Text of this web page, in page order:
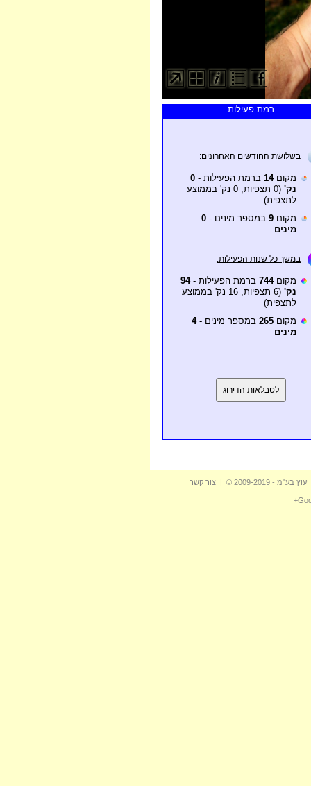
רמת פעילות
בשלושת החודשים האחרונים:
מקום14 ברמת הפעילות - 0
נק'
(0 תצפיות, 0 נק' בממוצע
לתצפית)
מקום 9 במספר מינים - 0
מינים
במשך כל שנות הפעילות:
מקום744 ברמת הפעילות -94
נק'
(6 תצפיות, 16 נק' בממוצע
לתצפית)
מקום 265 במספר מינים -4
מינים
לטבלאות הדירוג
- 2009-2019 © | צור קשר